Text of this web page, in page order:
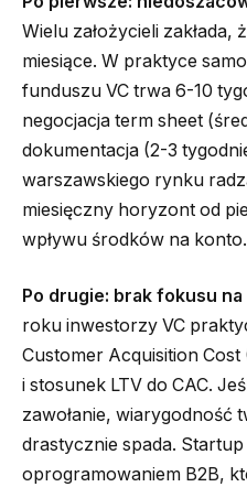
Wielu założycieli
miesiące. W praktyce
funduszu VC trwa 6-10
negocjacja term sheet
dokumentacja (2-3
warszawskiego rynku
miesięczny horyzont od
wpływu środków na konto.
Po drugie: brak fokusu
roku inwestorzy VC
Customer Acquisition Cost
i stosunek LTV do CAC.
zawołanie, wiarygodność
drastycznie spada.
oprogramowaniem B2B,